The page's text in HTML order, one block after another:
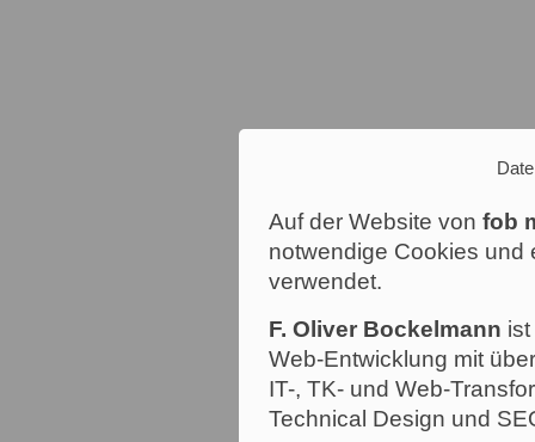
Auf der Website von fob
notwendige Cookies und
verwendet.
F. Oliver Bockelmann
Web-Entwicklung mit
IT-, TK- und Web-
Technical Design und